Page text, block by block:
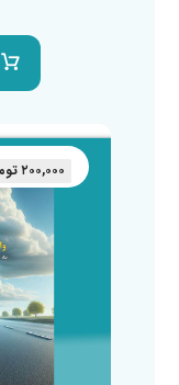
۲۰۰,۰۰۰